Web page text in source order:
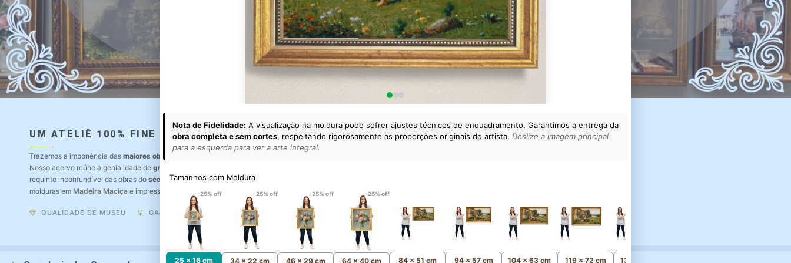
UM ATELIÊ 100% FINE ART
Trazemos a imponência das maiores obras de arte do mundo
Nosso acervo reúne a genialidade de grandes pintores renomados
requinte inconfundível das obras do século XIX. Produção artesanal em
molduras em Madeira Maciça e impressão com Pigmentação Mineral.
QUALIDADE DE MUSEU GARANTIA ETERNA
Nota de Fidelidade: A visualização na moldura pode sofrer ajustes técnicos de enquadramento. Garantimos a entrega da
obra completa e sem cortes, respeitando rigorosamente as proporções originais do artista. Deslize a imagem principal
para a esquerda para ver a arte integral.
Tamanhos com Moldura
-25% off
25 x 16 cm
-25% off
34 x 22 cm
-25% off
46 x 29 cm
-25% off
64 x 40 cm 84 x 51 cm 94 x 57 cm 104 x 63 cm 119 x 72 cm 134 x 81 cm